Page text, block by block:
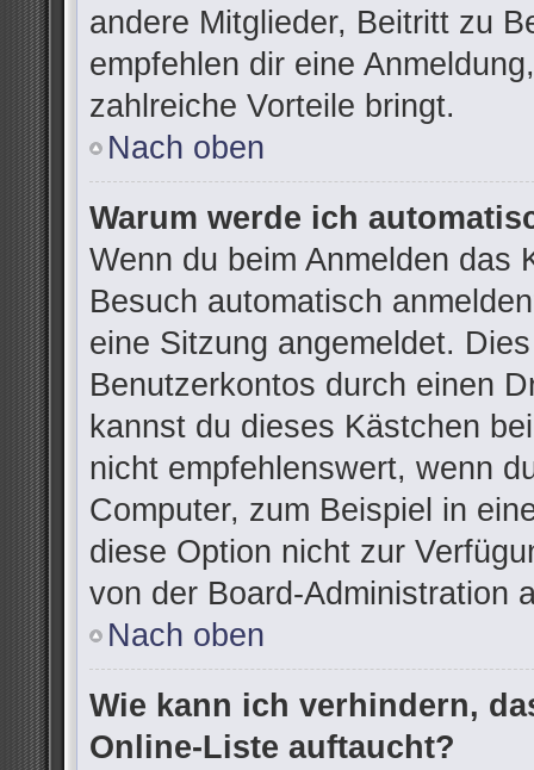
andere Mitglieder, Beitritt zu
empfehlen dir eine
zahlreiche Vorteile bringt.
Nach oben
Warum werde ich
Wenn du beim Anmelden das
Besuch automatisch
eine Sitzung angemeldet.
Benutzerkontos durch einen
kannst du dieses Kästchen
nicht empfehlenswert, wenn
Computer, zum Beispiel in
diese Option nicht zur
von der Board-Administration
Nach oben
Wie kann ich verhindern,
Online-Liste auftaucht?